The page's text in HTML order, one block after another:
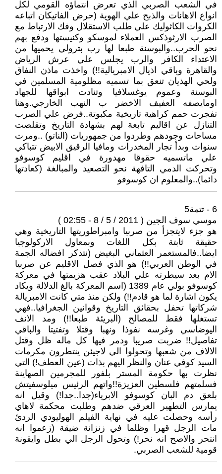
في الشعب الصربي الذي تعرض انتماؤه القومي لكل
انواع الاهانات والذبح علي الهوية (حرض الفاتيكان اتباعه
الكروات الكاثوليك علي طلب الاستقلال وفك الارتباط مع
الصرب الارثوذكس العملاء لموسكو وكنيستها ودفع بهم
نحو الحرب..والبوسنة طبعا لها رب بترولي يحميها من
الاعتداء الكافر والرب يجلس علي عرش الرياض
والقاهرة وباقي اذيال الامبريالية!!) واخذت ماذن النفاق
ولحي الهذيان تنعق بما تسميه مظلومية المسلمين في
البوسنة وعموم يوغسلافيا وتنادت ابواقها للجهاد
اومايصفه العفيف الاخضر ب النهب الخارجي.وهنا
تفجرت حمم كراهية تاريخية مكبوتة..فرض علي الصرب
التنازل عن اقاليم تابعة لهم بشهادة التاريخ وتقلصت
مساحات وجودهم وطردوا من جمهوريات (الناتو) ..ومرت
سنوات وبدأ تجار المخدرات ومافيا الرقيق الابيض تتباكي
علي ماتسميه حقوقا مهدورة في اقليم كوسوفو
وتحركت الدمي التافهة نحو التصعيد والمبالغة (كعادتها
دائما)..والمعلوم ان كوسوفو
6 - تتمة5
موسي سوف الجين ( 2011 / 5 / 8 - 02:55 )
هو جزء لايتجزأ من صربيا وامبراطوريتها التاريخية وهي
حقيقة ثابتة بكل اللغات وبمعاول الاركولوجيا
ايضا..فالمستعمر العثماني البغيض (نتذكر افضاله الجمة
في الوطن العربي!!) هو الذي فصل الاقليم عن صربيا
الام بعد سيطرته علي البلاد عقب هزيمتها في معركة
كوسوفو بولي عام 1389 (اسم المعركة بالغ الدلالة ويكاد
يكون اشارة لما هو قادم!!) ولكن منذ متي كانت الامبريالة
شركاتها تحفل بحقائق التاريخ وقوانين الجغرافيا..فهي
تستغلها فقط للمصالح (البريئة طبعا!!) ومد الانف
اليوضاسي وغرسه نفوذا ونهبا وقتلا وتفتيتا والباقي
تفاصيل!! ضربت صريبا ودمر فيها كل ماله ظل وقتل
الالاف من شعبها وتحولوا الي لاجيئن ينتطرون مكرمات
السيد كوفي عنان والنظر اليهم بذات (عين العطف!) التي
نظرت بها حكومة المستر بلفور للمجرمين الصهاينة
فسلمتهم فلسطين العزيزة!!واتهم الرئيس ميلوسفيتش
بلعق دم البان كوسوفو الابرياء(جدا..جدا!) وقيل انه
يمارس التطهير العرقي ضدهم وطلبت محكمة لاهاي
رأسه وحصلت عليه في نهاية الفيلم الهوليودي الردئ
مات الرجل قهرا وظلما في زنزانة ضيقة (زعموا انه
انتحر والاصح انه نحر!) وتحول الرجل الي بطل وايقونة
قومية للشعب الصربي.